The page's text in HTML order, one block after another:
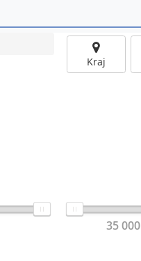
Kraj
35 000